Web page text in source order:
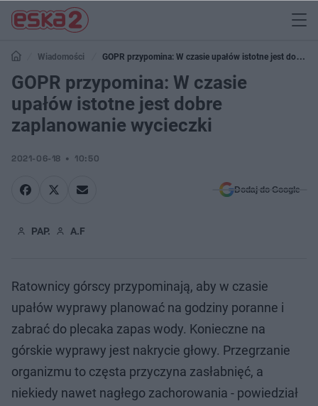
Wiadomości
GOPR przypomina: W czasie upałów istotne jest dobre
zaplanowanie wycieczki
GOPR przypomina: W czasie
upałów istotne jest dobre
zaplanowanie wycieczki
2021-06-18 10:50
Dodaj do Google
PAP. A.F
Ratownicy górscy przypominają, aby w czasie
upałów wyprawy planować na godziny poranne i
zabrać do plecaka zapas wody. Konieczne na
górskie wyprawy jest nakrycie głowy. Przegrzanie
organizmu to częsta przyczyna zasłabnięć, a
niekiedy nawet nagłego zachorowania - powiedział